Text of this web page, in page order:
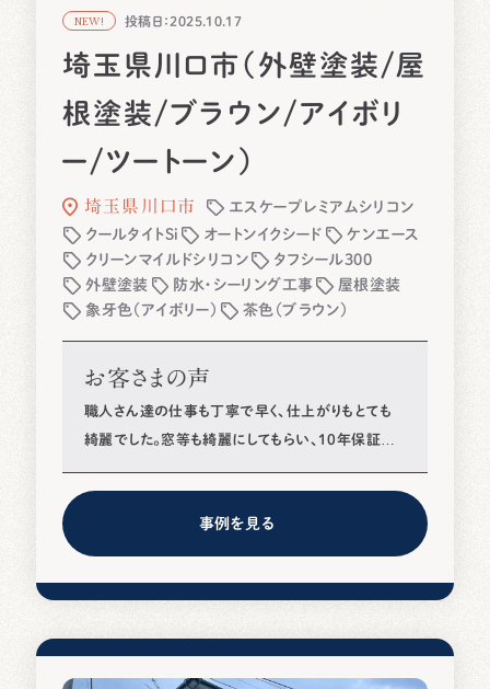
NEW! 投稿日：2025.10.17
埼玉県川口市（外壁塗装/屋
根塗装/ブラウン/アイボリ
ー/ツートーン）
埼玉県川口市
エスケープレミアムシリコン
クールタイトSi
オートンイクシード
ケンエース
クリーンマイルドシリコン
タフシール300
外壁塗装
防水・シーリング工事
屋根塗装
象牙色（アイボリー）
茶色（ブラウン）
お客さまの声
職人さん達の仕事も丁寧で早く、仕上がりもとても
綺麗でした。窓等も綺麗にしてもらい、10年保証も
事例を見る